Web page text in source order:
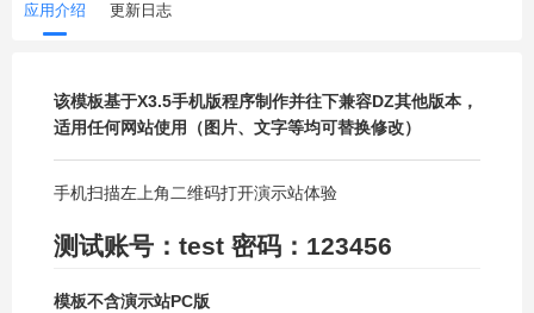
应用介绍 更新日志
该模板基于X3.5手机版程序制作并往下兼容DZ其他版本，
适用任何网站使用（图片、文字等均可替换修改）
手机扫描左上角二维码打开演示站体验
测试账号：test 密码：123456
模板不含演示站PC版